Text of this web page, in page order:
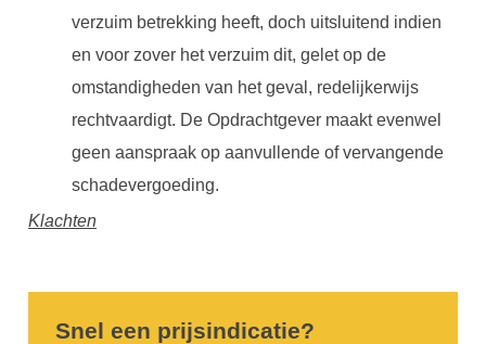
verzuim betrekking heeft, doch uitsluitend indien
en voor zover het verzuim dit, gelet op de
omstandigheden van het geval, redelijkerwijs
rechtvaardigt. De Opdrachtgever maakt evenwel
geen aanspraak op aanvullende of vervangende
schadevergoeding.
Klachten
Snel een prijsindicatie?